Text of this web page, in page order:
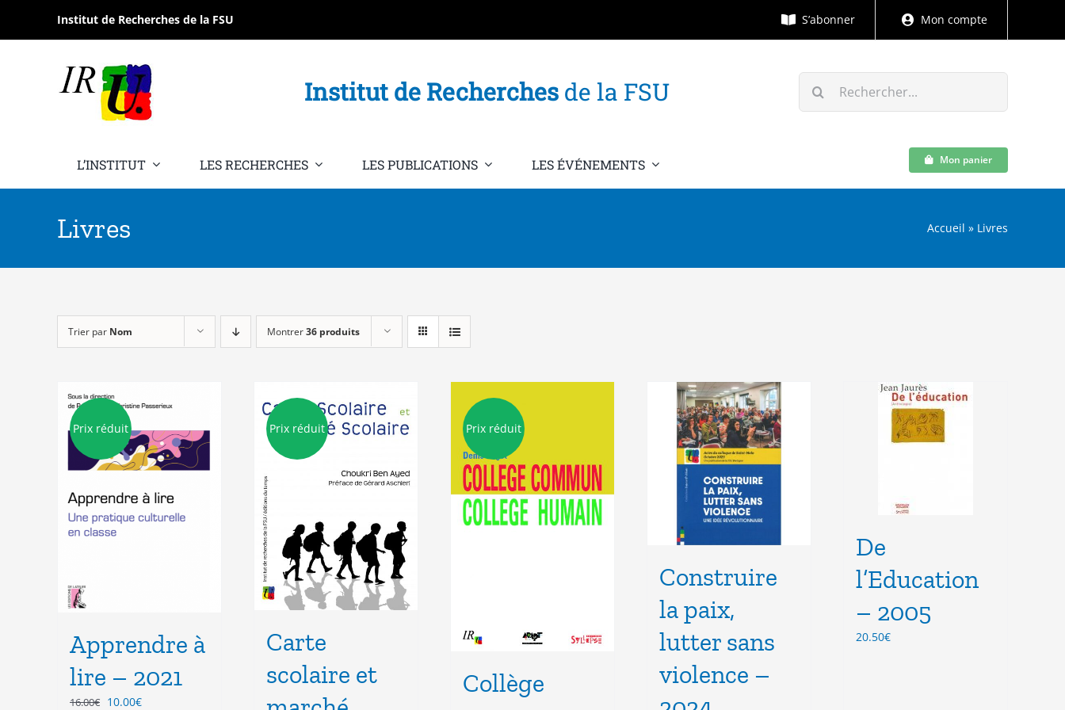
contenu
Institut de Recherches de la FSU S’abonner Mon compte
Institut de Recherchesde la FSU Rechercher:
L’INSTITUT LES RECHERCHES LES PUBLICATIONS LES ÉVÉNEMENTS Mon panier
Livres Accueil » Livres
Trier par Nom Montrer36 produits
Prix réduit
Apprendre à
lire – 2021
16.00€ Le
10.00€Le
Prix réduit
Carte
scolaire et
Prix réduit
Collège
Construire
la paix,
lutter sans
violence –
De
l’Education
– 2005
20.50€